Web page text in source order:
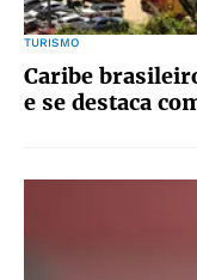
TURISMO
Caribe
e se destaca